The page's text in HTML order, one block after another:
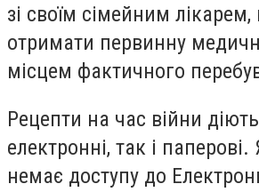
зі своїм сімейним
отримати первинну
місцем фактичного
Рецепти на час війни
електронні, так і
немає доступу до